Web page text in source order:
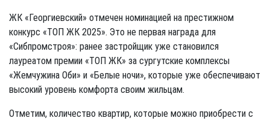
ЖК «Георгиевский» отмечен номинацией на престижном
конкурс «ТОП ЖК 2025». Это не первая награда для
«Сибпромстроя»: ранее застройщик уже становился
лауреатом премии «ТОП ЖК» за сургутские комплексы
«Жемчужина Оби» и «Белые ночи», которые уже обеспечивают
высокий уровень комфорта своим жильцам.
Отметим, количество квартир, которые можно приобрести с